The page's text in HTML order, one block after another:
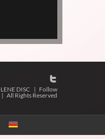
DISC | Follow
| All Rights Reserved